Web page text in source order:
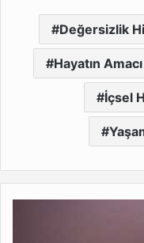
Değersizlik
Hayatın Amacı
İçsel